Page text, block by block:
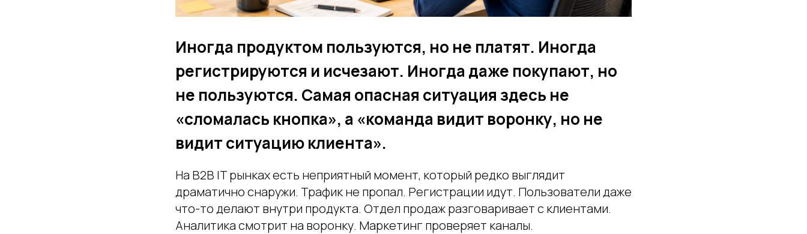
Иногда продуктом пользуются, но не платят. Иногда
регистрируются и исчезают. Иногда даже покупают, но
не пользуются. Самая опасная ситуация здесь не
«сломалась кнопка», а «команда видит воронку, но не
видит ситуацию клиента».
На B2B IT рынках есть неприятный момент, который редко выглядит
драматично снаружи. Трафик не пропал. Регистрации идут. Пользователи даже
что-то делают внутри продукта. Отдел продаж разговаривает с клиентами.
Аналитика смотрит на воронку. Маркетинг проверяет каналы.